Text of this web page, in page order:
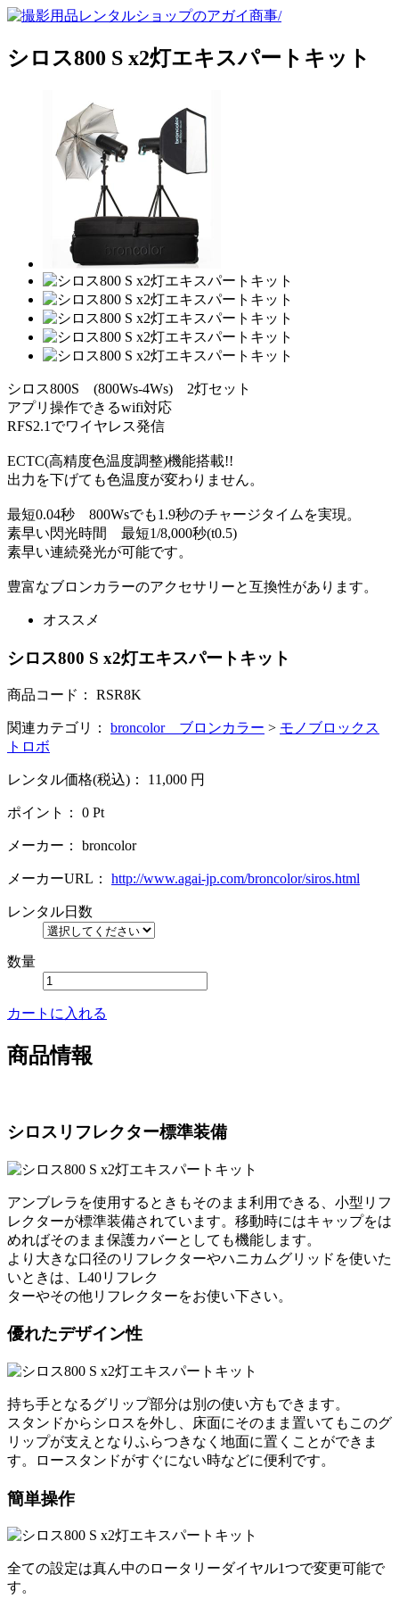
シロス800 S x2灯エキスパートキット
シロス800S (800Ws-4Ws) 2灯セット
アプリ操作できるwifi対応
RFS2.1でワイヤレス発信
ECTC(高精度色温度調整)機能搭載!!
出力を下げても色温度が変わりません。
最短0.04秒 800Wsでも1.9秒のチャージタイムを実現。
素早い閃光時間 最短1/8,000秒(t0.5)
素早い連続発光が可能です。
豊富なブロンカラーのアクセサリーと互換性があります。
オススメ
シロス800 S x2灯エキスパートキット
商品コード： RSR8K
関連カテゴリ： broncolor ブロンカラー > モノブロックス
トロボ
レンタル価格(税込)： 11,000 円
ポイント： 0 Pt
メーカー： broncolor
メーカーURL： http://www.agai-jp.com/broncolor/siros.html
レンタル日数
数量
カートに入れる
商品情報
シロスリフレクター標準装備
アンブレラを使用するときもそのまま利用できる、小型リフ
レクターが標準装備されています。移動時にはキャップをは
めればそのまま保護カバーとしても機能します。
より大きな口径のリフレクターやハニカムグリッドを使いた
いときは、L40リフレク
ターやその他リフレクターをお使い下さい。
優れたデザイン性
持ち手となるグリップ部分は別の使い方もできます。
スタンドからシロスを外し、床面にそのまま置いてもこのグ
リップが支えとなりふらつきなく地面に置くことができま
す。ロースタンドがすぐにない時などに便利です。
簡単操作
全ての設定は真ん中のロータリーダイヤル1つで変更可能で
す。